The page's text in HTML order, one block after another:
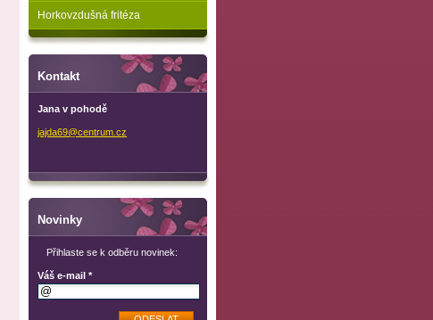
Horkovzdušná fritéza
Kontakt
Jana v pohodě
jajda69@centrum. cz
Novinky
Přihlaste se k odběru novinek:
Váš e-mail *